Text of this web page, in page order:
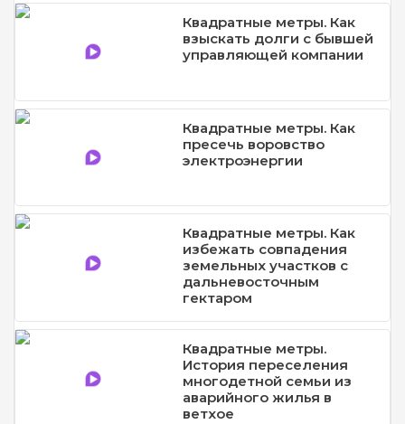
Квадратные метры. Как
взыскать долги с бывшей
управляющей компании
Квадратные метры. Как
пресечь воровство
электроэнергии
Квадратные метры. Как
избежать совпадения
земельных участков с
дальневосточным
гектаром
Квадратные метры.
История переселения
многодетной семьи из
аварийного жилья в
ветхое